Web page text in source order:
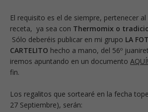
El requisito es el de siempre, pertenecer
receta, ya sea con Thermomix o
Sólo deberéis publicar en mi grupo LA
CARTELITO hecho a mano, del 56º
iremos apuntando en un documento
fin.
Los regalitos que sortearé en la fecha
27 Septiembre), serán: